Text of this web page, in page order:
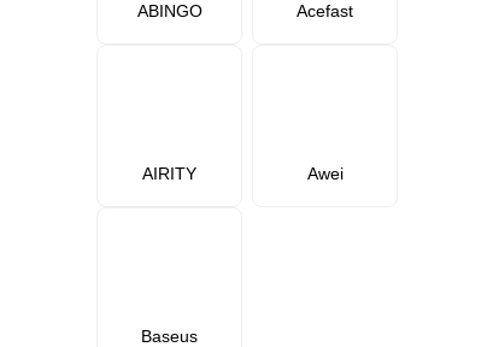
ABINGO Acefast
AIRITY Awei
Baseus